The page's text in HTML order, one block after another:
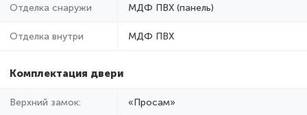
Отделка снаружи МДФ ПВХ (панель)
Отделка внутри МДФ ПВХ
Комплектация двери
Верхний замок: «Просам»